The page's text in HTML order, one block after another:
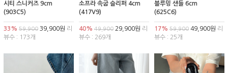
시티 스니커즈 9cm
(903C5)
33% 59,900 39,900원 리
뷰수 : 173개
소프라 속굽 슬리퍼 4cm
(417V9)
40% 49,90029,900원 리
뷰수 : 269개
블루밍 샌들 6cm
(625C6)
17% 59,90049,900원 리
뷰수 : 25개